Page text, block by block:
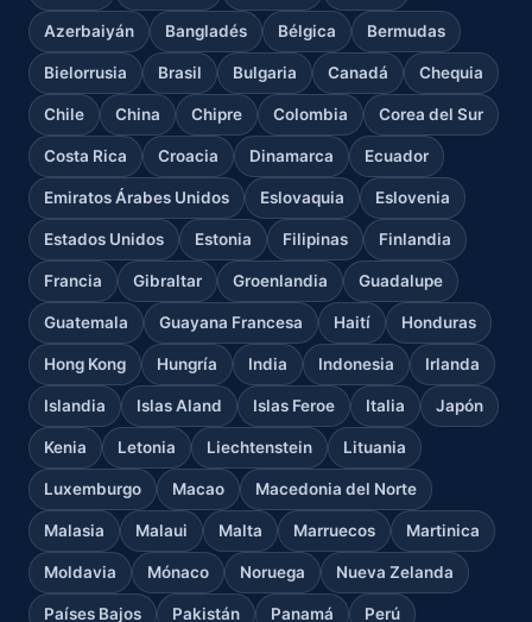
Azerbaiyán Bangladés Bélgica Bermudas
Bielorrusia Brasil Bulgaria Canadá Chequia
Chile China Chipre Colombia Corea del Sur
Costa Rica Croacia Dinamarca Ecuador
Emiratos Árabes Unidos Eslovaquia Eslovenia
Estados Unidos Estonia Filipinas Finlandia
Francia Gibraltar Groenlandia Guadalupe
Guatemala Guayana Francesa Haití Honduras
Hong Kong Hungría India Indonesia Irlanda
Islandia Islas Aland Islas Feroe Italia Japón
Kenia Letonia Liechtenstein Lituania
Luxemburgo Macao Macedonia del Norte
Malasia Malaui Malta Marruecos Martinica
Moldavia Mónaco Noruega Nueva Zelanda
Países Bajos Pakistán Panamá Perú